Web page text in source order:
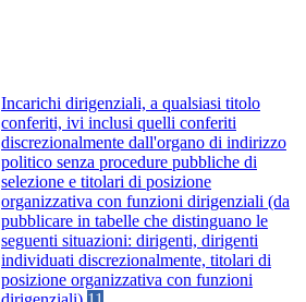
Incarichi dirigenziali, a qualsiasi titolo
conferiti, ivi inclusi quelli conferiti
discrezionalmente dall'organo di indirizzo
politico senza procedure pubbliche di
selezione e titolari di posizione
organizzativa con funzioni dirigenziali (da
pubblicare in tabelle che distinguano le
seguenti situazioni: dirigenti, dirigenti
individuati discrezionalmente, titolari di
posizione organizzativa con funzioni